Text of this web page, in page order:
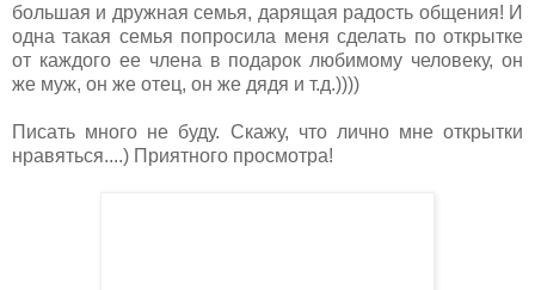
большая и дружная семья, дарящая радость общения! И
одна такая семья попросила меня сделать по открытке
от каждого ее члена в подарок любимому человеку, он
же муж, он же отец, он же дядя и т.д.))))
Писать много не буду. Скажу, что лично мне открытки
нравяться....) Приятного просмотра!